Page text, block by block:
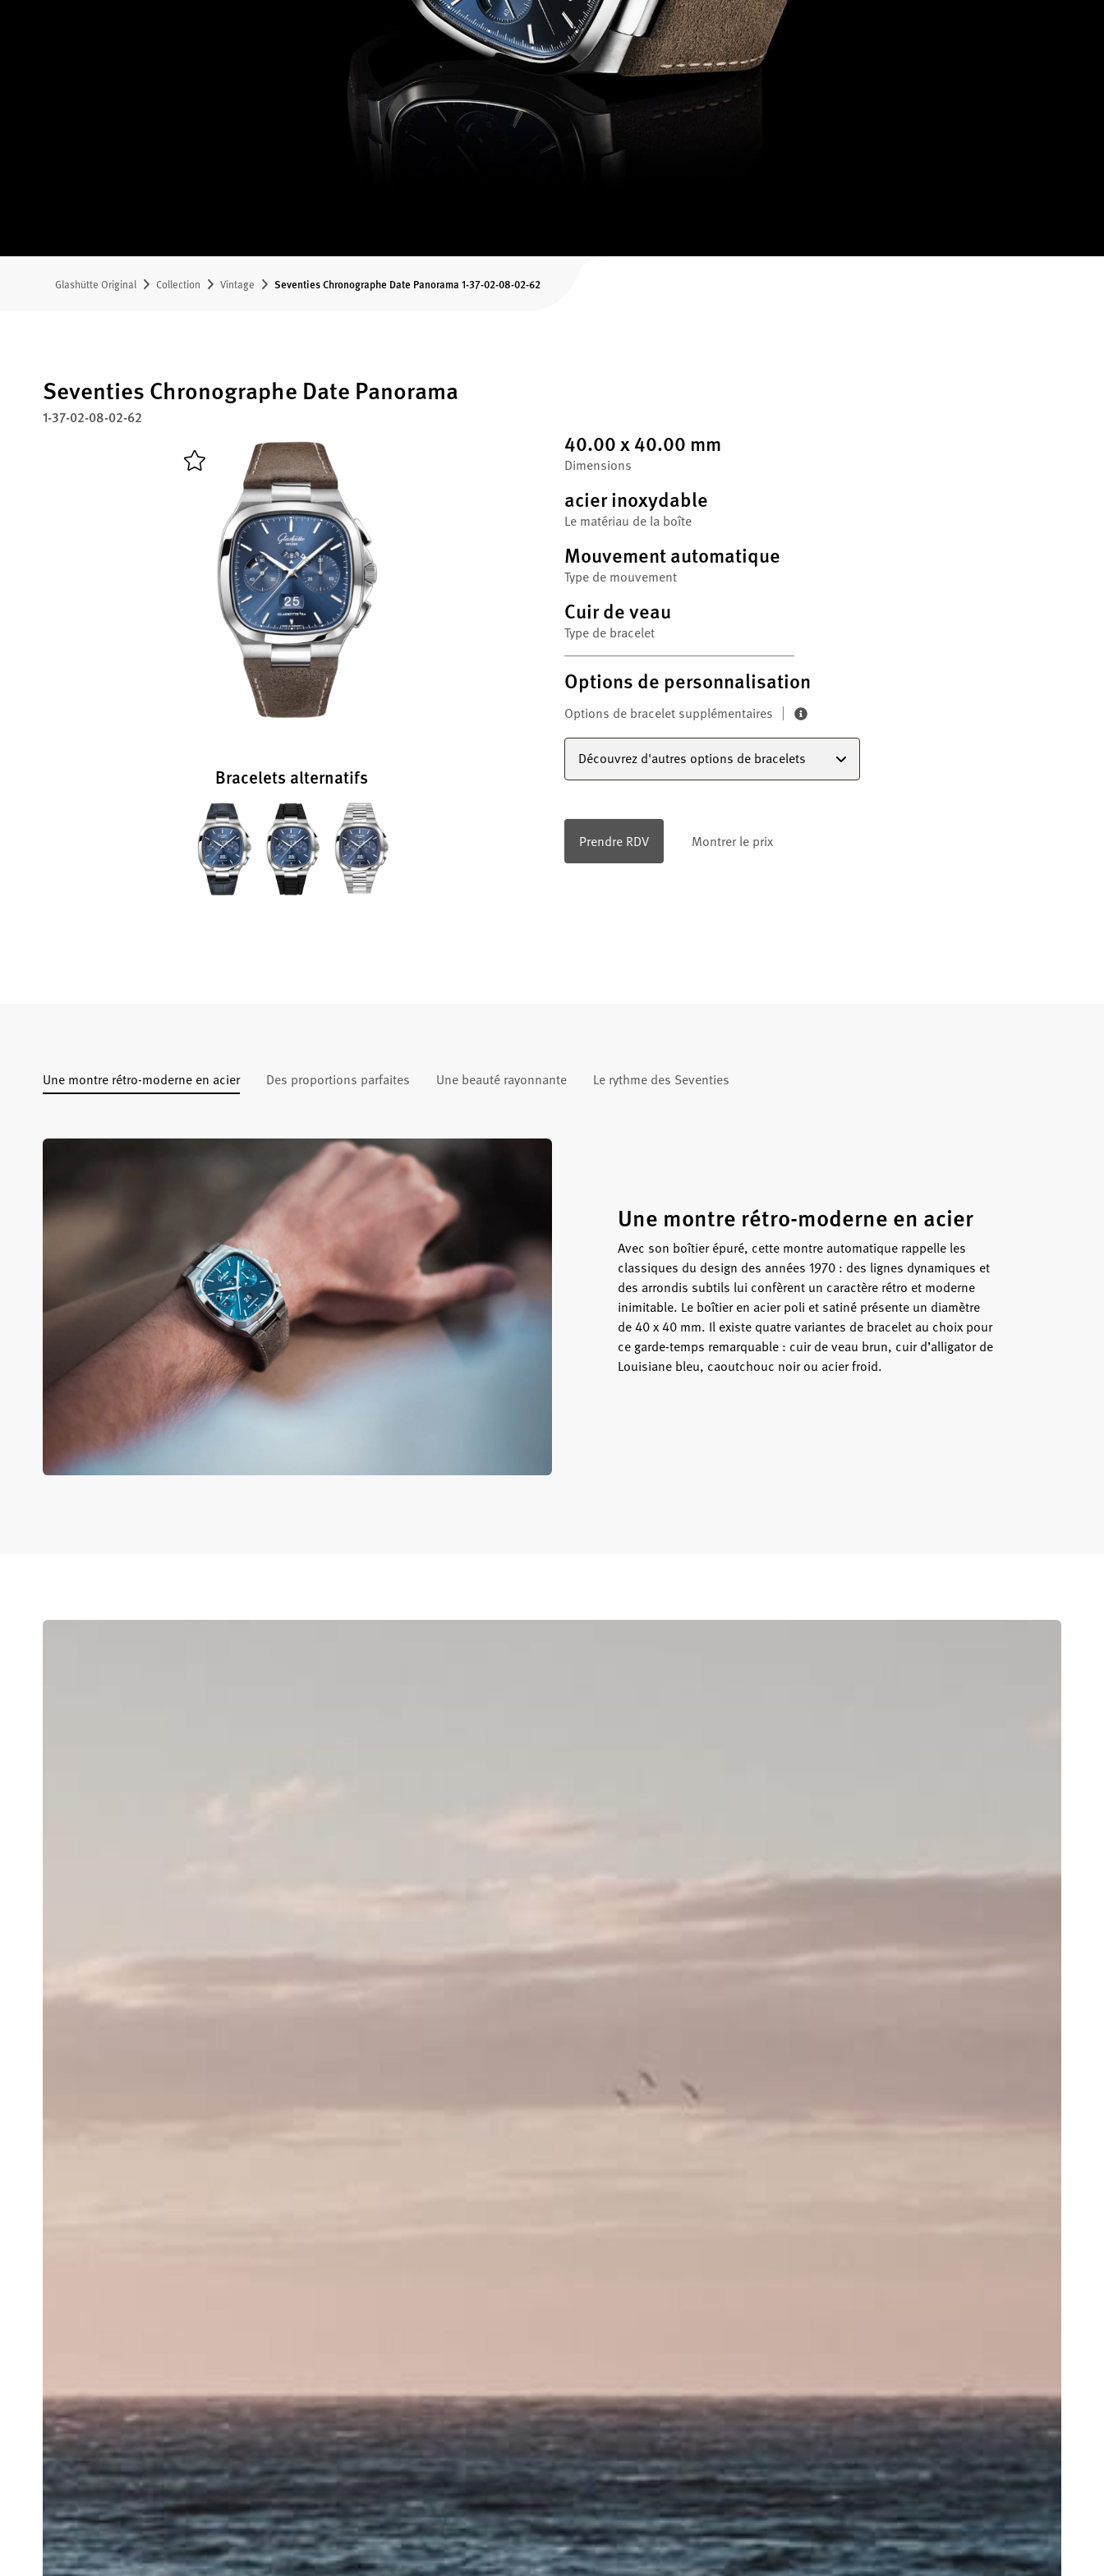
Glashütte Original Collection Vintage Seventies Chronographe Date Panorama 1-37-02-08-02-62
Seventies Chronographe Date Panorama
1-37-02-08-02-62
Bracelets alternatifs
40.00 x 40.00 mm
Dimensions
acier inoxydable
Le matériau de la boîte
Mouvement automatique
Type de mouvement
Cuir de veau
Type de bracelet
Options de personnalisation
Options de bracelet supplémentaires
Découvrez d'autres options de bracelets
Prendre RDV Montrer le prix
Une montre rétro-moderne en acier Des proportions parfaites Une beauté rayonnante Le rythme des Seventies
Une montre rétro-moderne en acier
Avec son boîtier épuré, cette montre automatique rappelle les
classiques du design des années 1970 : des lignes dynamiques et
des arrondis subtils lui confèrent un caractère rétro et moderne
inimitable. Le boîtier en acier poli et satiné présente un diamètre
de 40 x 40 mm. Il existe quatre variantes de bracelet au choix pour
ce garde-temps remarquable : cuir de veau brun, cuir d’alligator de
Louisiane bleu, caoutchouc noir ou acier froid.